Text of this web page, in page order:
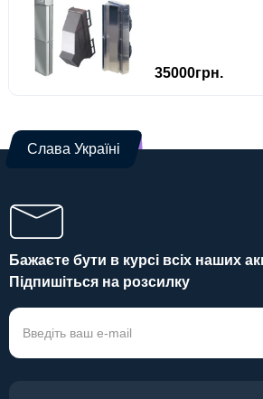
35000грн.
Слава Україні
Бажаєте бути в курсі всіх наших
Підпишіться на розсилку